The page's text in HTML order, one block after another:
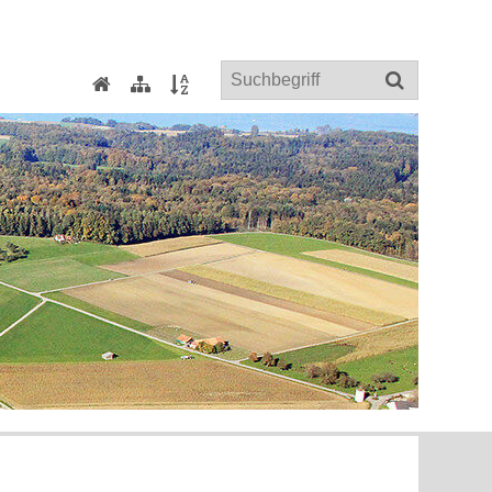
HomeSitemapIndex
Suchbegriff